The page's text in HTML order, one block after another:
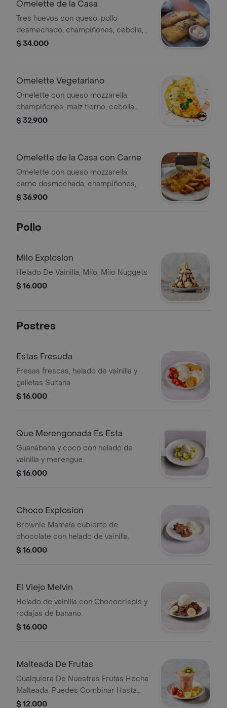
Omelette de la Casa
Tres huevos con queso, pollo
desmechado, champiñones, cebolla,
queso mozzarella y acompañamiento
$ 34.000
Omelette Vegetariano
Omelette con queso mozzarella,
champiñones, maíz tierno, cebolla,
tomate, espinaca, plátano maduro y
$ 32.900
Omelette de la Casa con Carne
Omelette con queso mozzarella,
carne desmechada, champiñones,
cebolla y acompañamiento a elegir.
$ 36.900
Pollo
Milo Explosion
Helado De Vainilla, Milo, Milo Nuggets
$ 16.000
Postres
Estas Fresuda
Fresas frescas, helado de vainilla y
galletas Sultana.
$ 16.000
Que Merengonada Es Esta
Guanábana y coco con helado de
vainilla y merengue.
$ 16.000
Choco Explosion
Brownie Mamaia cubierto de
chocolate con helado de vainilla.
$ 16.000
El Viejo Melvin
Helado de vainilla con Chococrispis y
rodajas de banano.
$ 16.000
Malteada De Frutas
Cualquiera De Nuestras Frutas Hecha
Malteada. Puedes Combinar Hasta
Dos Frutas A Tu Gusto.
$ 12.000